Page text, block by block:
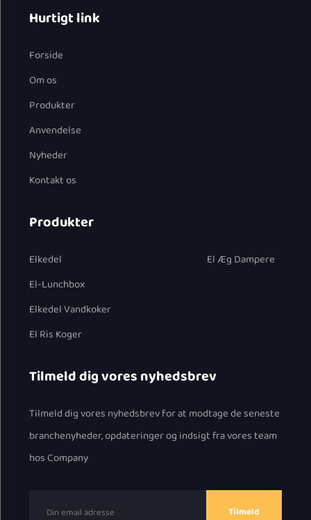
Hurtigt link
Forside
Om os
Produkter
Anvendelse
Nyheder
Kontakt os
Produkter
Elkedel
El-Lunchbox
Elkedel Vandkoker
El Ris Koger
El Æg Dampere
Tilmeld dig vores nyhedsbrev
Tilmeld dig vores nyhedsbrev for at modtage de seneste
branchenyheder, opdateringer og indsigt fra vores team
hos Company
Tilmeld